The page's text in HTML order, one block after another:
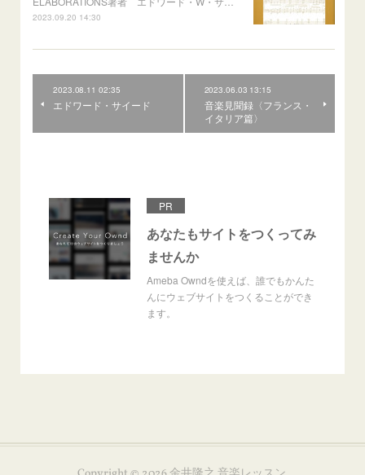
2023.09.20 14:30
2023.08.11 02:35
エドワード・サイード
2023.06.03 13:15
音楽見聞録〈フランス・
イタリア篇〉
PR
あなたもサイトをつくってみ
ませんか
Ameba Owndを使えば、誰でもかんた
んにウェブサイトをつくることができ
ます。